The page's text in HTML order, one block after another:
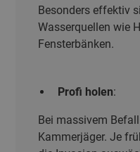
Besonders effektiv
Wasserquellen wie
Fensterbänken.
Profi holen:
Bei massivem
Kammerjäger. Je